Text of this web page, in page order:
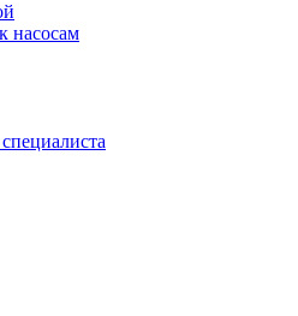
насосам